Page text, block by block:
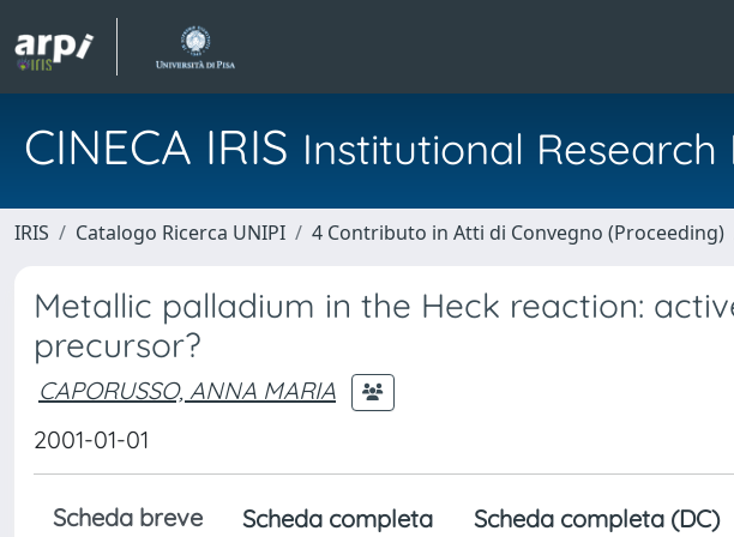
CINECA IRIS Institutional
IRIS Catalogo Ricerca UNIPI 4 Contributo in Atti di Convegno (Proceeding)
Metallic palladium in the Heck reaction:
precursor?
CAPORUSSO, ANNA MARIA
2001-01-01
Scheda breve Scheda completa Scheda completa (DC)